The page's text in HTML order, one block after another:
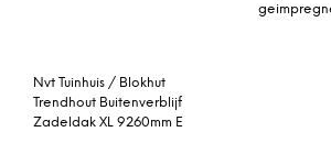
Nvt Tuinhuis / Blokhut
Trendhout Buitenverblijf
Zadeldak XL 9260mm E